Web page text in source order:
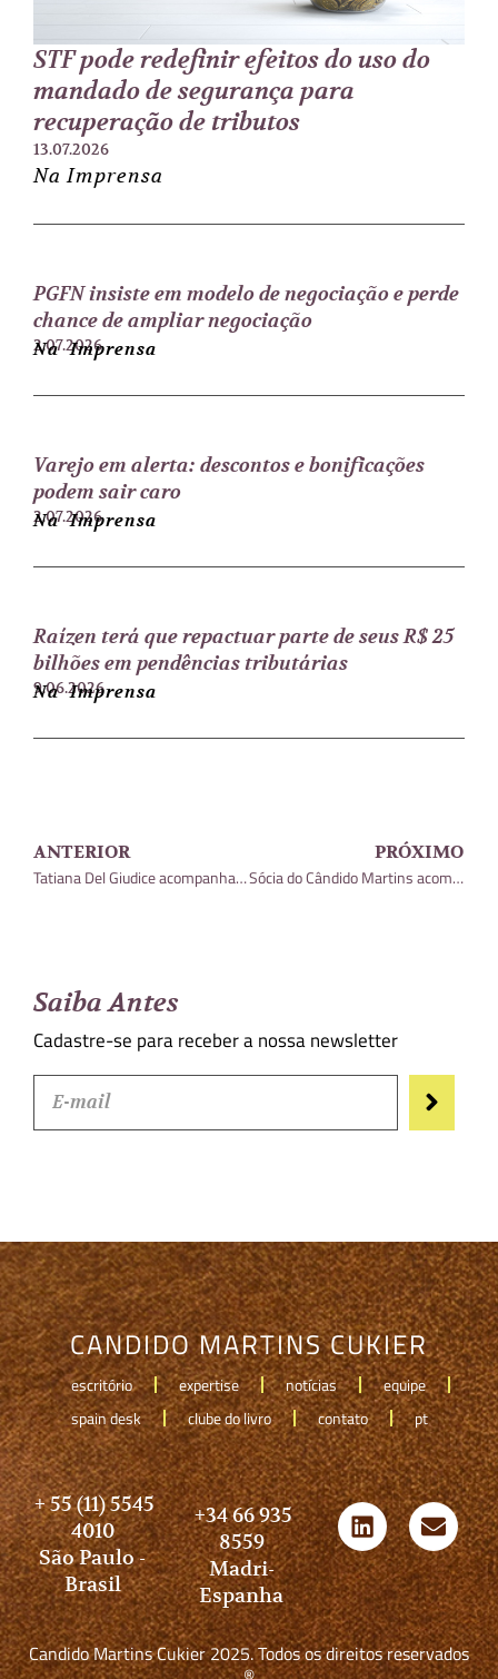
STF pode redefinir efeitos do uso do
mandado de segurança para
recuperação de tributos
13.07.2026
Na Imprensa
PGFN insiste em modelo de negociação e perde
chance de ampliar negociação
2.07.2026
Na Imprensa
Varejo em alerta: descontos e bonificações
podem sair caro
2.07.2026
Na Imprensa
Raízen terá que repactuar parte de seus R$ 25
bilhões em pendências tributárias
9.06.2026
Na Imprensa
ANTERIOR
Tatiana Del Giudice acompanha discussões sobre Reforma Tributária em evento na FGV
PRÓXIMO
Sócia do Cândido Martins acompanha 1º Congresso de Direito Tributário da OAB-SP
Saiba Antes
Cadastre-se para receber a nossa newsletter
CANDIDO MARTINS CUKIER
escritório expertise notícias
equipe
spain desk
clube do livro contato pt
+ 55 (11) 5545
4010
São Paulo -
Brasil
+34 66 935
8559
Madri-
Espanha
Candido Martins Cukier 2025. Todos os direitos reservados